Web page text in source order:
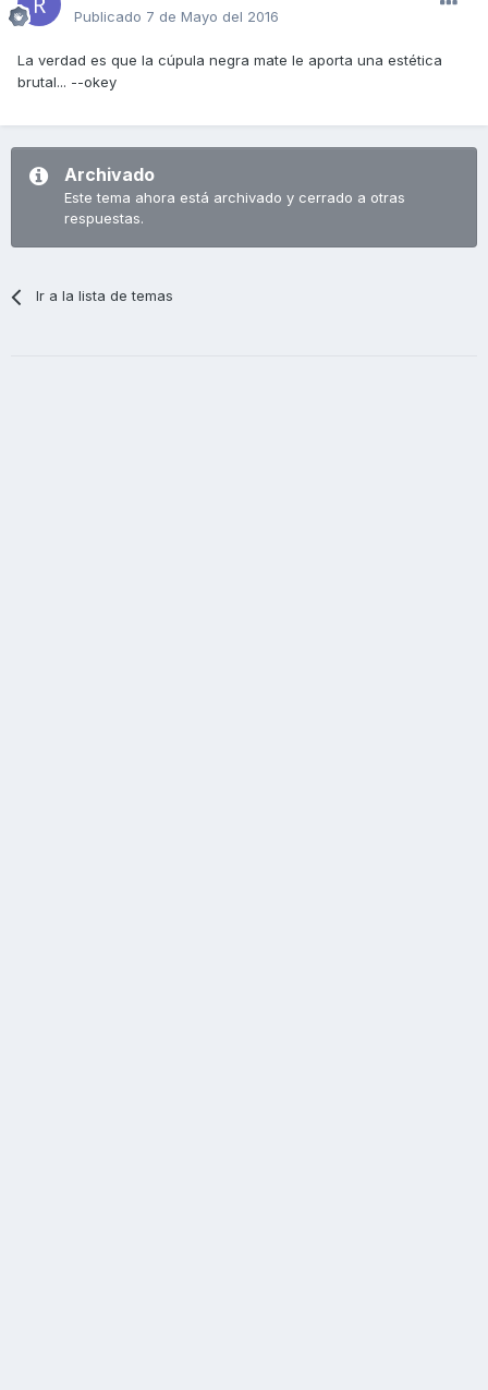
Publicado 7 de Mayo del 2016
La verdad es que la cúpula negra mate le aporta una estética
brutal... --okey
Archivado
Este tema ahora está archivado y cerrado a otras
respuestas.
Ir a la lista de temas